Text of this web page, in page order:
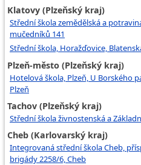
Klatovy (Plzeňský kraj)
Střední škola zemědělská a
mučedníků 141
Střední škola, Horažďovice,
Plzeň-město (Plzeňský kraj)
Hotelová škola, Plzeň, U Borského
Plzeň
Tachov (Plzeňský kraj)
Střední škola živnostenská a
Cheb (Karlovarský kraj)
Integrovaná střední škola Cheb,
brigády 2258/6, Cheb